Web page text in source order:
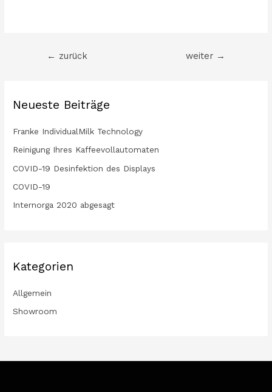
← zurück weiter →
Neueste Beiträge
Franke IndividualMilk Technology
Reinigung Ihres Kaffeevollautomaten
COVID-19 Desinfektion des Displays
COVID-19
Internorga 2020 abgesagt
Kategorien
Allgemein
Showroom